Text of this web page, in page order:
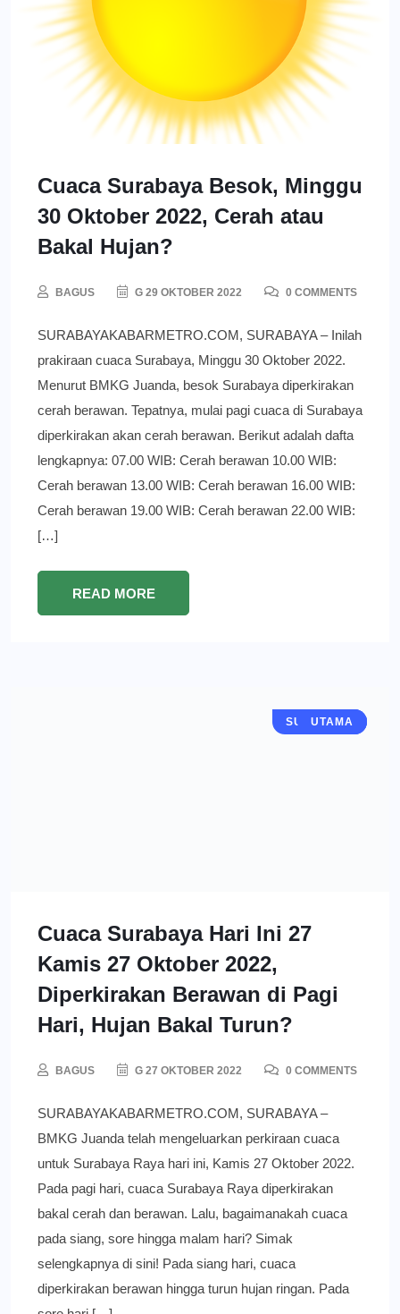
Cuaca Surabaya Besok, Minggu
30 Oktober 2022, Cerah atau
Bakal Hujan?
BAGUS G 29 OKTOBER 2022 0 COMMENTS
SURABAYAKABARMETRO.COM, SURABAYA – Inilah
prakiraan cuaca Surabaya, Minggu 30 Oktober 2022.
Menurut BMKG Juanda, besok Surabaya diperkirakan
cerah berawan. Tepatnya, mulai pagi cuaca di Surabaya
diperkirakan akan cerah berawan. Berikut adalah dafta
lengkapnya: 07.00 WIB: Cerah berawan 10.00 WIB:
Cerah berawan 13.00 WIB: Cerah berawan 16.00 WIB:
Cerah berawan 19.00 WIB: Cerah berawan 22.00 WIB:
[…]
READ MORE
BERITA
SURABAYA
UTAMA
Cuaca Surabaya Hari Ini 27
Kamis 27 Oktober 2022,
Diperkirakan Berawan di Pagi
Hari, Hujan Bakal Turun?
BAGUS G 27 OKTOBER 2022 0 COMMENTS
SURABAYAKABARMETRO.COM, SURABAYA –
BMKG Juanda telah mengeluarkan perkiraan cuaca
untuk Surabaya Raya hari ini, Kamis 27 Oktober 2022.
Pada pagi hari, cuaca Surabaya Raya diperkirakan
bakal cerah dan berawan. Lalu, bagaimanakah cuaca
pada siang, sore hingga malam hari? Simak
selengkapnya di sini! Pada siang hari, cuaca
diperkirakan berawan hingga turun hujan ringan. Pada